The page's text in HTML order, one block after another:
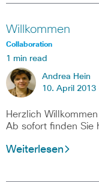
Willkommen
Collaboration
1 min read
Andrea Hein
10. April 2013
Herzlich
Ab sofort finden Sie
Weiterlesen